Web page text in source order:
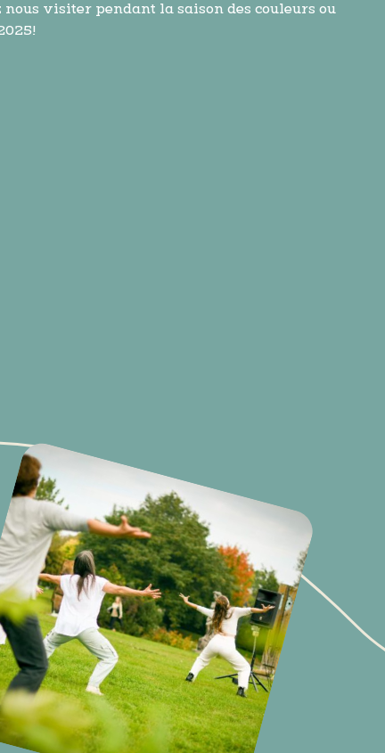
visiter pendant la saison des couleurs ou